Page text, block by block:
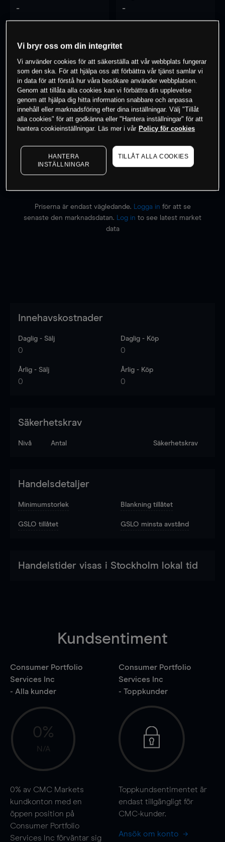
- -
- -
0% av kunderna har enposition i detta
instrument
Priserna är endast vägledande. Logga in för att se
senaste den marknadsdatan.
Log in to see latest market
data
Innehavskostnader
Daglig - Sälj
0
Daglig - Köp
0
Årlig - Sälj
0
Årlig - Köp
0
Säkerhetskrav
Nivå Antal Säkerhetskrav
Handelsdetaljer
Minimumstorlek Blankning tillåtet
GSLO tillåtet GSLO minsta avstånd
Handelstider visas i Stockholm lokal tid
Kundsentiment
Consumer Portfolio
Services Inc
- Alla kunder
0%
N/A
0% av CMC Markets
kundkonton med en
öppen position på
Consumer Portfolio
Services Inc förväntar sig
Consumer Portfolio
Services Inc
- Toppkunder
Toppkundsentimentet är
endast tillgängligt för
CMC-kunder.
Ansök om konto
Vi bryr oss om din integritet
Vi använder cookies för att säkerställa att vår webbplats fungerar
som den ska. För att hjälpa oss att förbättra vår tjänst samlar vi
in data för att förstå hur våra besökare använder webbplatsen.
Genom att tillåta alla cookies kan vi förbättra din upplevelse
genom att hjälpa dig hitta information snabbare och anpassa
innehåll eller marknadsföring efter dina inställningar. Välj "Tillåt
alla cookies" för att godkänna eller "Hantera inställningar" för att
hantera cookieinställningar. Läs mer i vår Policy för cookies
HANTERA
INSTÄLLNINGAR
TILLÅT ALLA COOKIES